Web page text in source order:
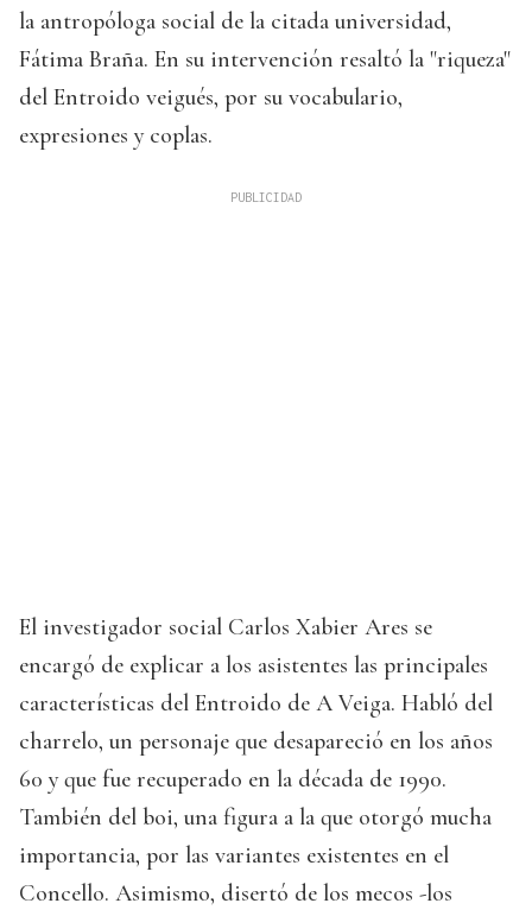
la antropóloga social de la citada universidad,
Fátima Braña. En su intervención resaltó la "riqueza"
del Entroido veigués, por su vocabulario,
expresiones y coplas.
El investigador social Carlos Xabier Ares se
encargó de explicar a los asistentes las principales
características del Entroido de A Veiga. Habló del
charrelo, un personaje que desapareció en los años
60 y que fue recuperado en la década de 1990.
También del boi, una figura a la que otorgó mucha
importancia, por las variantes existentes en el
Concello. Asimismo, disertó de los mecos -los